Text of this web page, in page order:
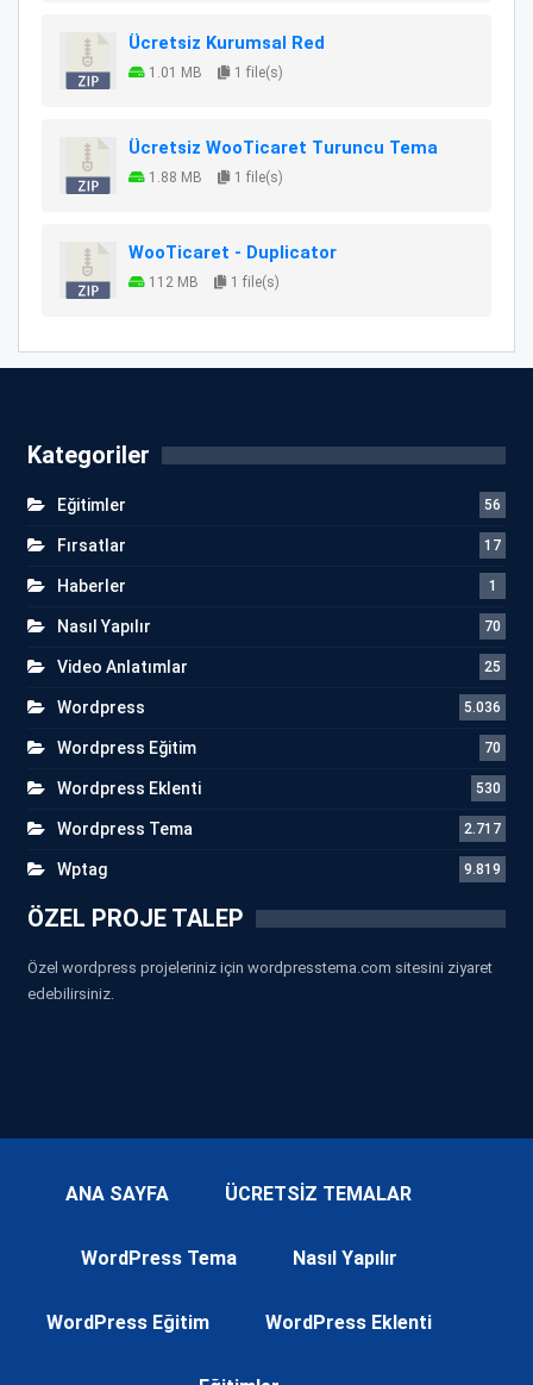
Ücretsiz Kurumsal Red
1.01 MB 1 file(s)
Ücretsiz WooTicaret Turuncu Tema
1.88 MB 1 file(s)
WooTicaret - Duplicator
112 MB 1 file(s)
Kategoriler
Eğitimler 56
Fırsatlar 17
Haberler 1
Nasıl Yapılır 70
Video Anlatımlar 25
Wordpress 5.036
Wordpress Eğitim 70
Wordpress Eklenti 530
Wordpress Tema 2.717
Wptag 9.819
ÖZEL PROJE TALEP
Özel wordpress projeleriniz için wordpresstema.com sitesini ziyaret
edebilirsiniz.
ANA SAYFA ÜCRETSİZ TEMALAR
WordPress Tema Nasıl Yapılır
WordPress Eğitim WordPress Eklenti